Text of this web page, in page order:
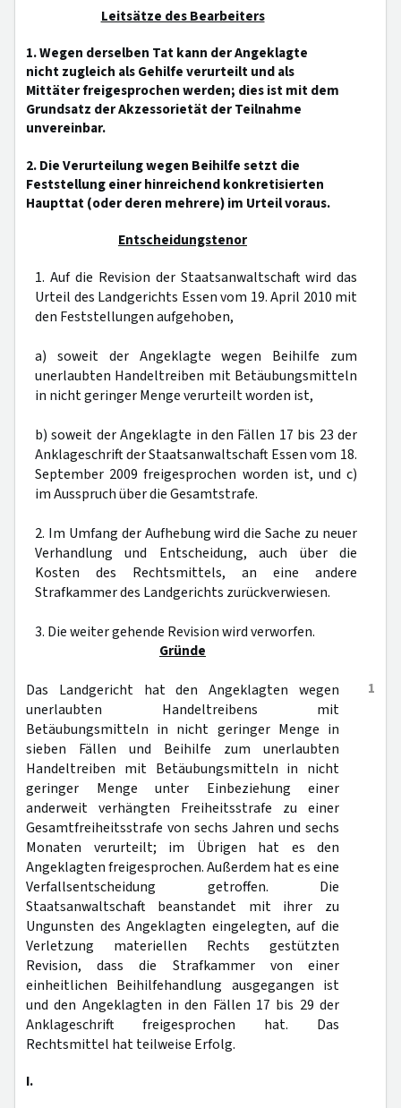
Leitsätze des Bearbeiters
1. Wegen derselben Tat kann der Angeklagte
nicht zugleich als Gehilfe verurteilt und als
Mittäter freigesprochen werden; dies ist mit dem
Grundsatz der Akzessorietät der Teilnahme
unvereinbar.
2. Die Verurteilung wegen Beihilfe setzt die
Feststellung einer hinreichend konkretisierten
Haupttat (oder deren mehrere) im Urteil voraus.
Entscheidungstenor
1. Auf die Revision der Staatsanwaltschaft wird das
Urteil des Landgerichts Essen vom 19. April 2010 mit
den Feststellungen aufgehoben,
a) soweit der Angeklagte wegen Beihilfe zum
unerlaubten Handeltreiben mit Betäubungsmitteln
in nicht geringer Menge verurteilt worden ist,
b) soweit der Angeklagte in den Fällen 17 bis 23 der
Anklageschrift der Staatsanwaltschaft Essen vom 18.
September 2009 freigesprochen worden ist, und c)
im Ausspruch über die Gesamtstrafe.
2. Im Umfang der Aufhebung wird die Sache zu neuer
Verhandlung und Entscheidung, auch über die
Kosten des Rechtsmittels, an eine andere
Strafkammer des Landgerichts zurückverwiesen.
3. Die weiter gehende Revision wird verworfen.
Gründe
1
Das Landgericht hat den Angeklagten wegen
unerlaubten Handeltreibens mit
Betäubungsmitteln in nicht geringer Menge in
sieben Fällen und Beihilfe zum unerlaubten
Handeltreiben mit Betäubungsmitteln in nicht
geringer Menge unter Einbeziehung einer
anderweit verhängten Freiheitsstrafe zu einer
Gesamtfreiheitsstrafe von sechs Jahren und sechs
Monaten verurteilt; im Übrigen hat es den
Angeklagten freigesprochen. Außerdem hat es eine
Verfallsentscheidung getroffen. Die
Staatsanwaltschaft beanstandet mit ihrer zu
Ungunsten des Angeklagten eingelegten, auf die
Verletzung materiellen Rechts gestützten
Revision, dass die Strafkammer von einer
einheitlichen Beihilfehandlung ausgegangen ist
und den Angeklagten in den Fällen 17 bis 29 der
Anklageschrift freigesprochen hat. Das
Rechtsmittel hat teilweise Erfolg.
I.